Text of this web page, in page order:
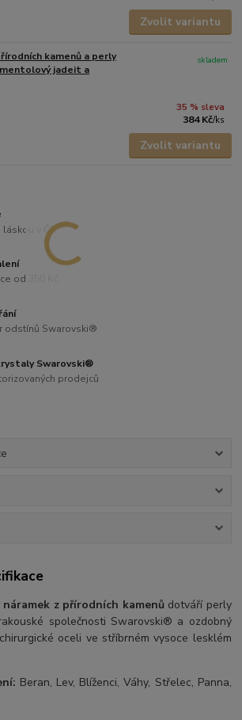
Zvolit variantu
kamenů a perly
jadeit a
35 % sleva
384 Kč/ks
skladem
Zvolit variantu
v ČR
od 350 Kč
odstínů Swarovski®
Swarovski®
prodejců
z přírodních kamenů dotváří perly
společnosti Swarovski® a ozdobný
oceli ve stříbrném vysoce lesklém
Beran, Lev, Blíženci, Váhy, Střelec, Panna,